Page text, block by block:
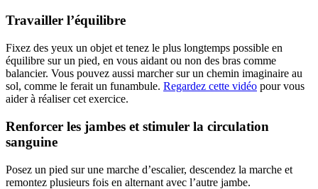
Travailler l’équilibre
Fixez des yeux un objet et tenez le plus longtemps possible en
équilibre sur un pied, en vous aidant ou non des bras comme
balancier. Vous pouvez aussi marcher sur un chemin imaginaire au
sol, comme le ferait un funambule. Regardez cette vidéo pour vous
aider à réaliser cet exercice.
Renforcer les jambes et stimuler la circulation
sanguine
Posez un pied sur une marche d’escalier, descendez la marche et
remontez plusieurs fois en alternant avec l’autre jambe.